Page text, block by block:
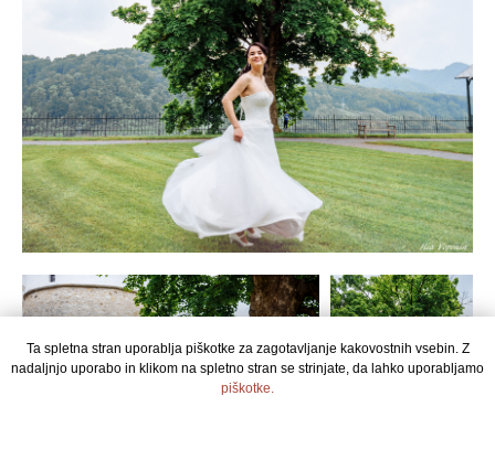
Ta spletna stran uporablja piškotke za zagotavljanje kakovostnih vsebin. Z
nadaljnjo uporabo in klikom na spletno stran se strinjate, da lahko uporabljamo
piškotke.